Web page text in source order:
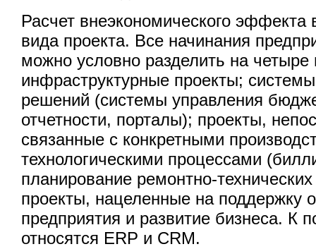
Расчет внеэкономического эффекта
вида проекта. Все начинания
можно условно разделить на четыре
инфраструктурные проекты;
решений (системы управления
отчетности, порталы); проекты,
связанные с конкретными
технологическими процессами
планирование ремонтно-
проекты, нацеленные на поддержку
предприятия и развитие бизнеса. К
относятся ERP и CRM.